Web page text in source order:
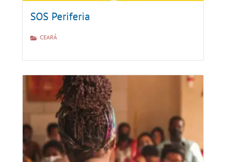
SOS Periferia
CEARÁ